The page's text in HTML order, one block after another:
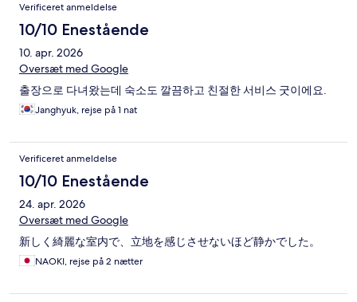
Verificeret anmeldelse
10/10 Enestående
10. apr. 2026
Oversæt med Google
출장으로 다녀왔는데 숙소도 깔끔하고 친절한 서비스 굿이에요.
Janghyuk, rejse på 1 nat
Verificeret anmeldelse
10/10 Enestående
24. apr. 2026
Oversæt med Google
新しく綺麗な室内で、立地を感じさせないほど静かでした。
NAOKI, rejse på 2 nætter